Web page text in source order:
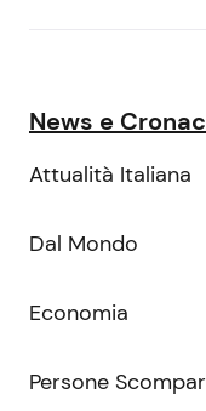
News e
Attualità Italiana
Dal Mondo
Economia
Persone